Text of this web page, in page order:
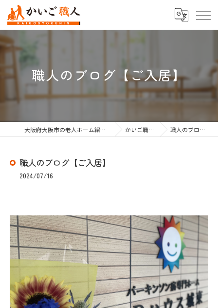
職人のブログ【ご入居】
大阪府大阪市の老人ホーム紹介なら株式会社かいご職人 かいご職人のブログ 職人のブログ【ご入居】
職人のブログ【ご入居】
2024/07/16